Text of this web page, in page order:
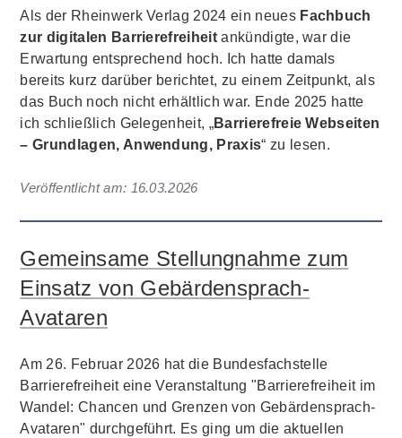
Als der Rheinwerk Verlag 2024 ein neues Fachbuch
zur digitalen Barrierefreiheit ankündigte, war die
Erwartung entsprechend hoch. Ich hatte damals
bereits kurz darüber berichtet, zu einem Zeitpunkt, als
das Buch noch nicht erhältlich war. Ende 2025 hatte
ich schließlich Gelegenheit, „Barrierefreie Webseiten
– Grundlagen, Anwendung, Praxis“ zu lesen.
Veröffentlicht am: 16.03.2026
Gemeinsame Stellungnahme zum
Einsatz von Gebärdensprach-
Avataren
Am 26. Februar 2026 hat die Bundesfachstelle
Barrierefreiheit eine Veranstaltung "Barrierefreiheit im
Wandel: Chancen und Grenzen von Gebärdensprach-
Avataren" durchgeführt. Es ging um die aktuellen